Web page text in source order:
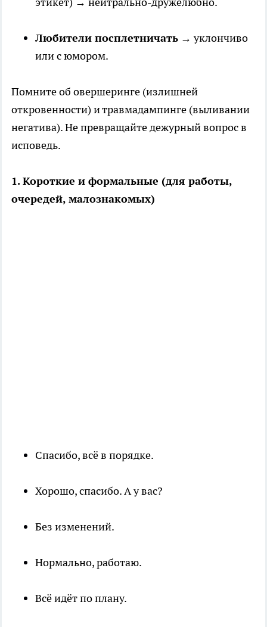
Любители посплетничать → уклончиво
или с юмором.
Помните об овершеринге (излишней
откровенности) и травмадампинге (выливании
негатива). Не превращайте дежурный вопрос в
исповедь.
1. Короткие и формальные (для работы,
очередей, малознакомых)
Спасибо, всё в порядке.
Хорошо, спасибо. А у вас?
Без изменений.
Нормально, работаю.
Всё идёт по плану.